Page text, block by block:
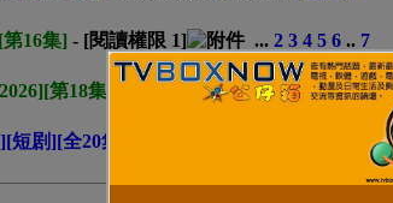
16集] - [閱讀權限 1] ... 2 3 4 5 6 .. 7
第18集] - [閱讀權限1] ...2 3
短剧][全20集]